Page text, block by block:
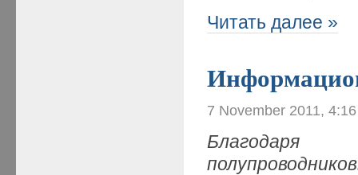
Читать далее »
7 November 2011,
Благодаря